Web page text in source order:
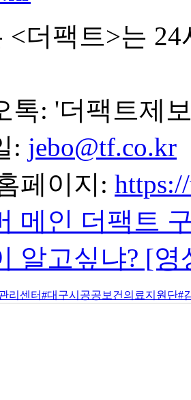
<더팩트>는
톡: '더팩트제
: jebo@tf.co.kr
페이지:
메인 더팩트
알고싶냐? [
리센터#대구시공공보건의료지원단#